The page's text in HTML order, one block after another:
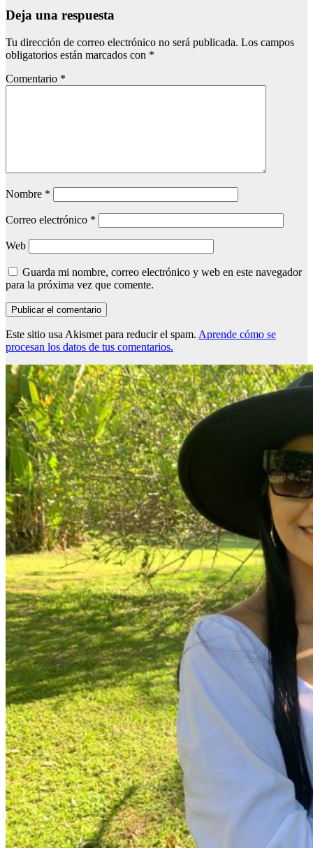
Deja una respuesta
Tu dirección de correo electrónico no será publicada. Los campos
obligatorios están marcados con *
Comentario *
Nombre *
Correo electrónico *
Web
Guarda mi nombre, correo electrónico y web en este navegador
para la próxima vez que comente.
Este sitio usa Akismet para reducir el spam. Aprende cómo se
procesan los datos de tus comentarios.